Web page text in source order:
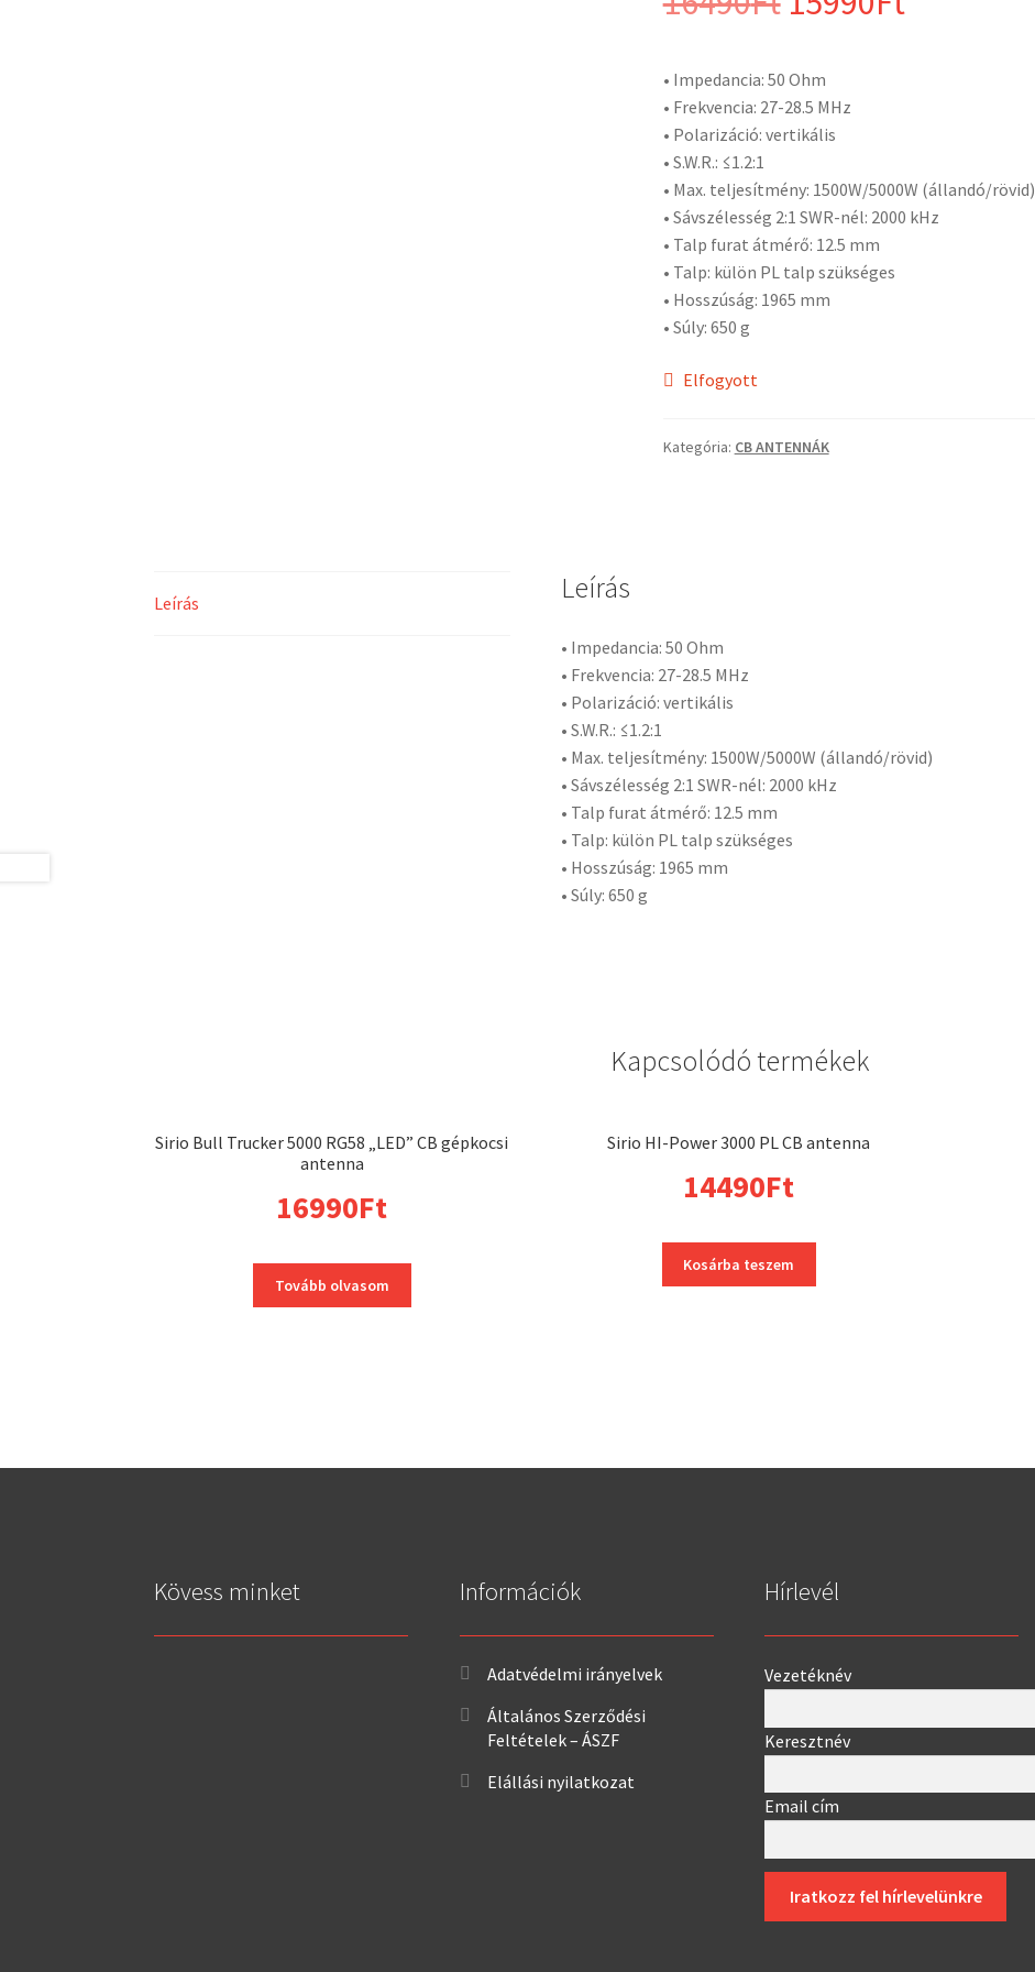
was:
16490Ft. 15990Ft.
• Impedancia: 50 Ohm
• Frekvencia: 27-28.5 MHz
• Polarizáció: vertikális
• S.W.R.: ≤1.2:1
• Max. teljesítmény: 1500W/5000W (állandó/rövid)
• Sávszélesség 2:1 SWR-nél: 2000 kHz
• Talp furat átmérő: 12.5 mm
• Talp: külön PL talp szükséges
• Hosszúság: 1965 mm
• Súly: 650 g
Elfogyott
Kategória: CB ANTENNÁK
Leírás Leírás
• Impedancia: 50 Ohm
• Frekvencia: 27-28.5 MHz
• Polarizáció: vertikális
• S.W.R.: ≤1.2:1
• Max. teljesítmény: 1500W/5000W (állandó/rövid)
• Sávszélesség 2:1 SWR-nél: 2000 kHz
• Talp furat átmérő: 12.5 mm
• Talp: külön PL talp szükséges
• Hosszúság: 1965 mm
• Súly: 650 g
Kapcsolódó termékek
Sirio Bull Trucker 5000 RG58 „LED” CB gépkocsi
antenna
16990Ft
Tovább olvasom
Sirio HI-Power 3000 PL CB antenna
14490Ft
Kosárba teszem
Kövess minket Információk
Adatvédelmi irányelvek
Általános Szerződési
Feltételek – ÁSZF
Elállási nyilatkozat
Hírlevél
Vezetéknév
Keresztnév
Email cím